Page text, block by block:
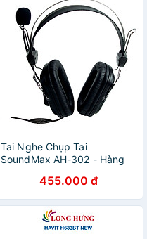
Tai Nghe Chụp Tai
SoundMax AH-302 - Hàng
455.000 đ